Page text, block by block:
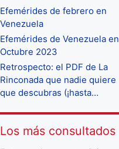
Efemérides de febrero en
Venezuela
Efemérides de Venezuela en
Octubre 2023
Retrospecto: el PDF de La
Rinconada que nadie quiere
que descubras (¡hasta…
Los más consultados